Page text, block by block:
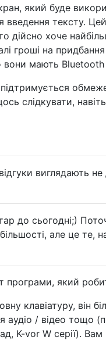
який буде
введення тексту.
дійсно хоче
гроші на
мають Bluetooth
слідкувати,
виглядають
до сьогодні;)
але це те,
програми, який
клавіатуру, він
аудіо / відео тощо
K-vor W серії). Вам